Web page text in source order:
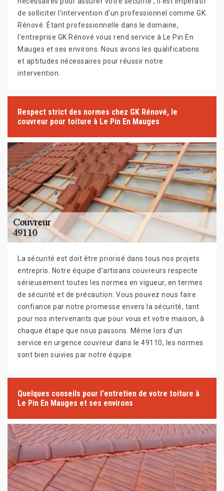
de solliciter l'intervention d'un professionnel comme GK
Rénové. Étant professionnelle dans le domaine,
l'entreprise GK Rénové vous rend service à Le Pin En
Mauges et ses environs. Nous avons les qualifications
et aptitudes nécessaires pour réussir notre
intervention.
Respect strict des normes chez GK Rénové, le
couvreur pour toiture à Le Pin En Mauges
La sécurité est doit être priorisé dans tous nos projets
entrepris. Notre équipe d’artisans couvreurs respecte
sérieusement toutes les normes en vigueur, en termes
de sécurité et de précaution. Vous pouvez nous faire
confiance par notre promesse envers la sécurité, tant
pour nos intervenants que pour vous et votre maison, à
chaque étape que nous passons. Même lors d’un
service en urgence couvreur dans le 49110, les normes
sont bien suivies par notre équipe.
Quelques conseils pour l'entretien de votre toiture à
Le Pin En Mauges et ses environs